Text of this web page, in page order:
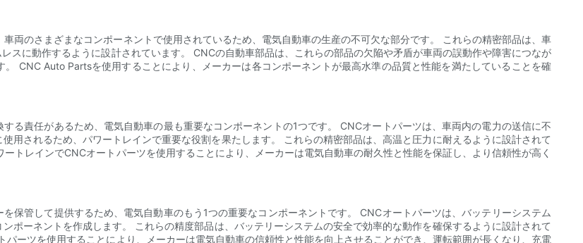
両のさまざまなコンポーネントで使用されているため、電気自動車の生産の不可欠な部分です。 これらの精密部品は、車
スに動作するように設計されています。 CNCの自動車部品は、これらの部品の欠陥や矛盾が車両の誤動作や障害につなが
CNC Auto Partsを使用することにより、メーカーは各コンポーネントが最高水準の品質と性能を満たしていることを確
る責任があるため、電気自動車の最も重要なコンポーネントの1つです。 CNCオートパーツは、車両内の電力の送信に不
用されるため、パワートレインで重要な役割を果たします。 これらの精密部品は、高温と圧力に耐えるように設計されて
トレインでCNCオートパーツを使用することにより、メーカーは電気自動車の耐久性と性能を保証し、より信頼性が高く
保管して提供するため、電気自動車のもう1つの重要なコンポーネントです。 CNCオートパーツは、バッテリーシステム
ポーネントを作成します。 これらの精度部品は、バッテリーシステムの安全で効率的な動作を確保するように設計されて
ーツを使用することにより、メーカーは電気自動車の信頼性と性能を向上させることができ、運転範囲が長くなり、充電